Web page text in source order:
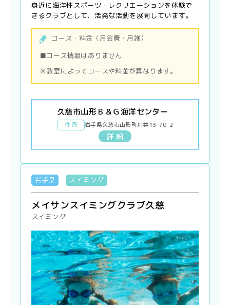
身近に海洋性スポーツ・レクリエーションを体験で
きるクラブとして、活発な活動を展開しています。
コース・料金（月会費・月謝）
■コース情報はありません
※教室によってコースや料金が異なります。
久慈市山形Ｂ＆Ｇ海洋センター
住 所 岩手県久慈市山形町川井13-70-2
詳 細
岩手県 スイミング
メイサンスイミングクラブ久慈
スイミング